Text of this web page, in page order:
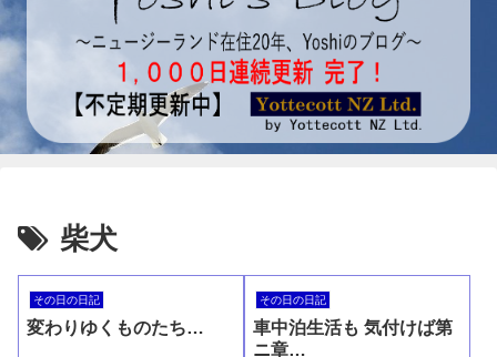
柴犬
その日の日記
変わりゆくものたち…
その日の日記
車中泊生活も 気付けば第
ニ章…